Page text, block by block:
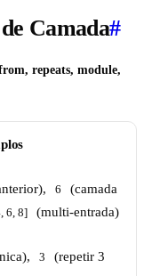
Camada#
repeats, module,
6
(camada
6, 8] (multi-entrada)
3
(repetir 3